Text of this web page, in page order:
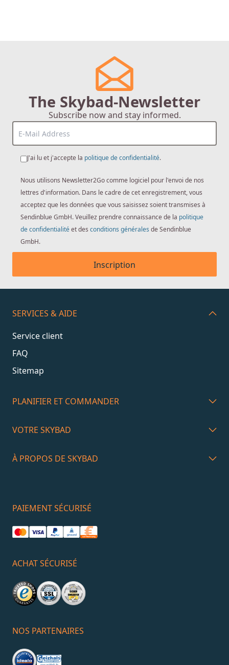
The Skybad-Newsletter
Subscribe now and stay informed.
J'ai lu et j'accepte la politique de confidentialité.
Nous utilisons Newsletter2Go comme logiciel pour l'envoi de nos
lettres d'information. Dans le cadre de cet enregistrement, vous
acceptez que les données que vous saisissez soient transmises à
Sendinblue GmbH. Veuillez prendre connaissance de la politique
de confidentialitéet des conditions générales de Sendinblue
GmbH.
Inscription
SERVICES & AIDE
Service client
FAQ
Sitemap
PLANIFIER ET COMMANDER
VOTRE SKYBAD
À PROPOS DE SKYBAD
PAIEMENT SÉCURISÉ
ACHAT SÉCURISÉ
NOS PARTENAIRES